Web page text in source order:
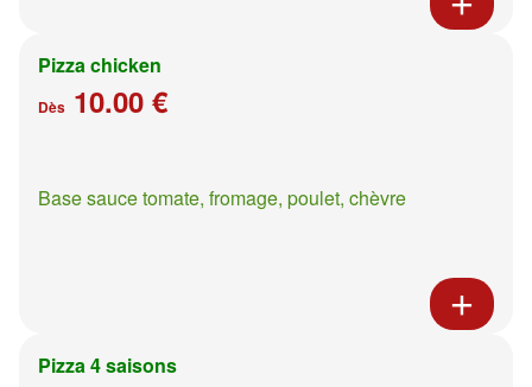
Pizza chicken
Dès 10.00 €
Base sauce tomate, fromage, poulet, chèvre
Pizza 4 saisons